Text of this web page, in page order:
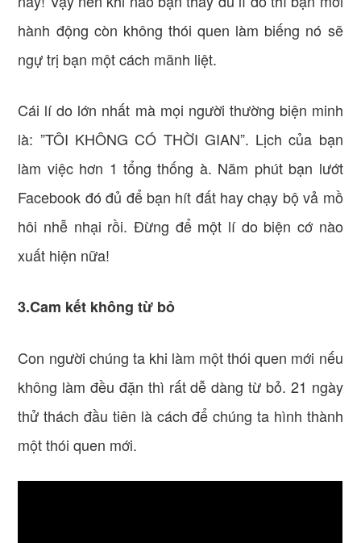
hành động còn không thói quen làm biếng nó sẽ
ngự trị bạn một cách mãnh liệt.
Cái lí do lớn nhất mà mọi người thường biện minh
là: ”TÔI KHÔNG CÓ THỜI GIAN”. Lịch của bạn
làm việc hơn 1 tổng thống à. Năm phút bạn lướt
Facebook đó đủ để bạn hít đất hay chạy bộ vả mồ
hôi nhễ nhại rồi. Đừng để một lí do biện cớ nào
xuất hiện nữa!
3.Cam kết không từ bỏ
Con người chúng ta khi làm một thói quen mới nếu
không làm đều đặn thì rất dễ dàng từ bỏ. 21 ngày
thử thách đầu tiên là cách để chúng ta hình thành
một thói quen mới.